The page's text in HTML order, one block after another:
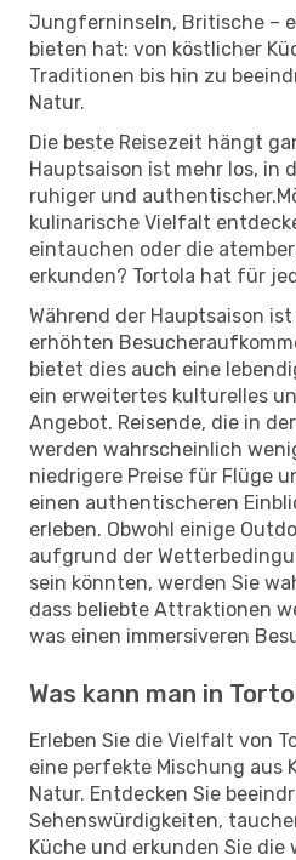
Jungferninseln, Britische –
bieten hat: von köstlicher
Traditionen bis hin zu
Natur.
Die beste Reisezeit hängt
Hauptsaison ist mehr los, in
ruhiger und
kulinarische Vielfalt
eintauchen oder die
erkunden? Tortola hat für
Während der Hauptsaison
erhöhten
bietet dies auch eine
ein erweitertes kulturelles
Angebot. Reisende, die in
werden wahrscheinlich
niedrigere Preise für Flüge
einen authentischeren
erleben. Obwohl einige
aufgrund der
sein könnten, werden Sie
dass beliebte Attraktionen
was einen immersiveren
Was kann man in
Erleben Sie die Vielfalt von
eine perfekte Mischung aus
Natur. Entdecken Sie
Sehenswürdigkeiten,
Küche und erkunden Sie die